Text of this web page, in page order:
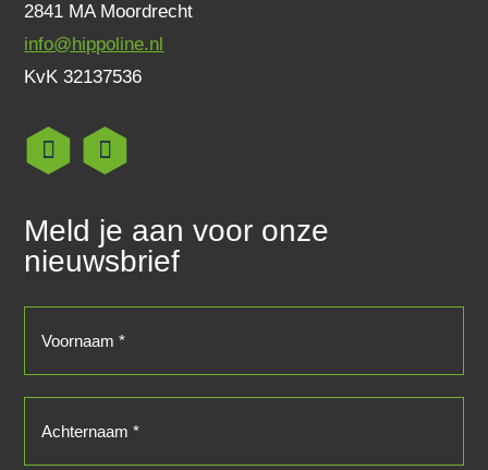
2841 MA Moordrecht
info@hippoline.nl
KvK 32137536
Meld je aan voor onze
nieuwsbrief